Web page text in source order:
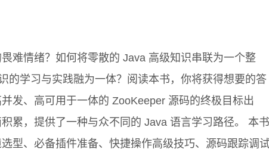
难情绪？如何将零散的 Java 高级知识串联为一个整
的学习与实践融为一体？阅读本书，你将获得想要的答
发、高可用于一体的 ZooKeeper 源码的终极目标出
累，提供了一种与众不同的 Java 语言学习路径。 本书
型、必备插件准备、快捷操作高级技巧、源码跟踪调